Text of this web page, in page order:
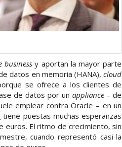
businessy aportan la mayor parte
datos en memoria (HANA),cloud
se ofrece a los clientes de
de datos por un appliance– de
emplear contra Oracle – en un
tiene puestas muchas esperanzas
euros. El ritmo de crecimiento, sin
cuando representó casi la